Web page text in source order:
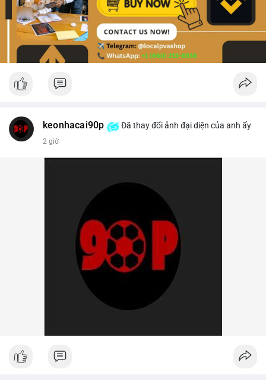
keonhacai90p Đã thay đổi ảnh đại diện của anh ấy
2 giờ